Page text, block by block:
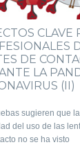
CLAVE
DE
LA
(II)
sugieren que la
del uso de las
no se ha visto